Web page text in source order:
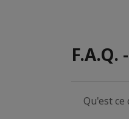
Qu'est ce